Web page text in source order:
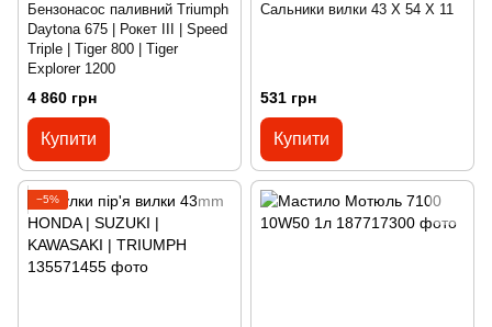
Бензонасос паливний Triumph
Daytona 675 | Рокет III | Speed
Triple | Tiger 800 | Tiger
Explorer 1200
4 860 грн
Купити
Сальники вилки 43 X 54 Х 11
531 грн
Купити
−5%